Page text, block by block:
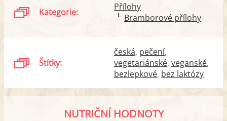
Kategorie:
Přílohy
Bramborové přílohy
Štítky:
česká pečení
vegetariánské veganské
bezlepkové bez laktózy
NUTRIČNÍ HODNOTY